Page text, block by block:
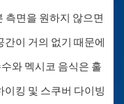
측면을 원하지 않으면
간이 거의 없기 때문에
와 멕시코 음식은 훌
킹 및 스쿠버 다이빙